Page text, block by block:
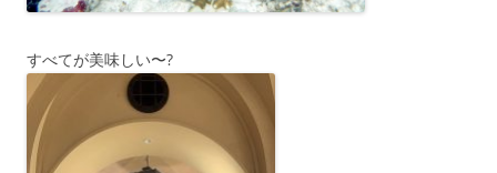
すべてが美味しい〜?